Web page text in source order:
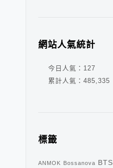
網站人氣統計
今日人氣： 127
累計人氣： 485,335
標籤
ANMOK Bossanova BTS